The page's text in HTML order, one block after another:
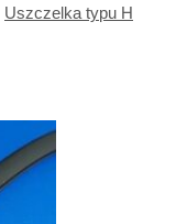
Uszczelka typu H